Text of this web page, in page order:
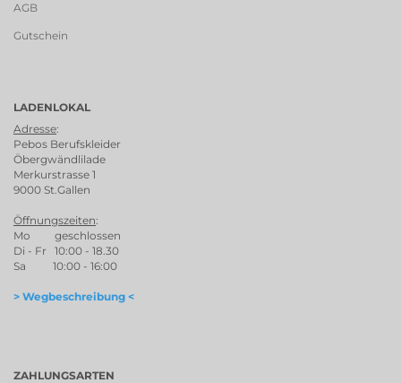
AGB
Gutschein
LADENLOKAL
Adresse:
Pebos Berufskleider
Öbergwändlilade
Merkurstrasse 1
9000 St.Gallen
Öffnungszeiten:
Mo geschlossen
Di - Fr 10:00 - 18.30
Sa 10:00 - 16:00
> Wegbeschreibung <
ZAHLUNGSARTEN